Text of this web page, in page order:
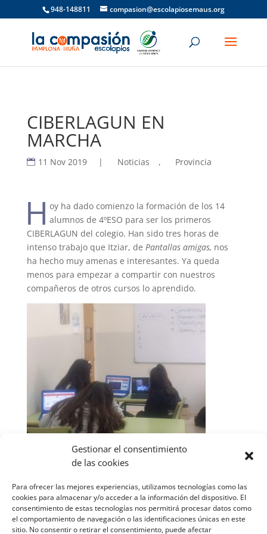
Gestionar el consentimiento
de las cookies
Para ofrecer las mejores experiencias, utilizamos tecnologías como las
cookies para almacenar y/o acceder a la información del dispositivo. El
consentimiento de estas tecnologías nos permitirá procesar datos como
el comportamiento de navegación o las identificaciones únicas en este
sitio. No consentir o retirar el consentimiento, puede afectar
948-148811 compasion@escolapiosemaus.org
CIBERLAGUN EN
MARCHA
11 Nov 2019 | Noticias , Provincia
H oy ha dado comienzo la formación de los 14
alumnos de 4ºESO para ser los primeros
CIBERLAGUN del colegio. Han sido tres horas de
intenso trabajo que Itziar, de Pantallas amigas, nos
ha hecho muy amenas e interesantes. Ya queda
menos para empezar a compartir con nuestros
compañeros de otros cursos lo aprendido.